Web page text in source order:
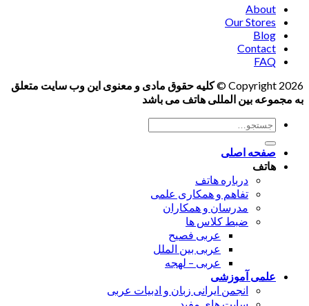
About
Our Stores
Blog
Contact
FAQ
Copyright 2026 ©
کلیه حقوق مادی و معنوی این وب سایت متعلق
به مجموعه بین المللی هاتف می باشد
جستجو
برای:
صفحه اصلی
هاتف
درباره هاتف
تفاهم و همکاری علمی
مدرسان و همکاران
ضبط کلاس ها
عربی فصیح
عربی بین الملل
عربی – لهجه
علمی آموزشی
انجمن ایرانی زبان و ادبیات عربی